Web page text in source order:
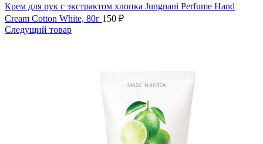
Крем для рук с экстрактом хлопка Jungnani Perfume Hand
Cream Cotton White, 80г 150 ₽
Следущий товар